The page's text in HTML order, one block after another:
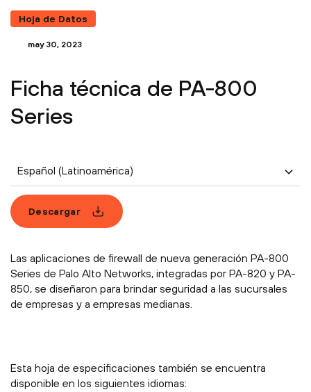
Hoja de Datos
may 30, 2023
Ficha técnica de PA-800
Series
Español (Latinoamérica)
Descargar
Las aplicaciones de firewall de nueva generación PA-800
Series de Palo Alto Networks, integradas por PA-820 y PA-
850, se diseñaron para brindar seguridad a las sucursales
de empresas y a empresas medianas.
Esta hoja de especificaciones también se encuentra
disponible en los siguientes idiomas: